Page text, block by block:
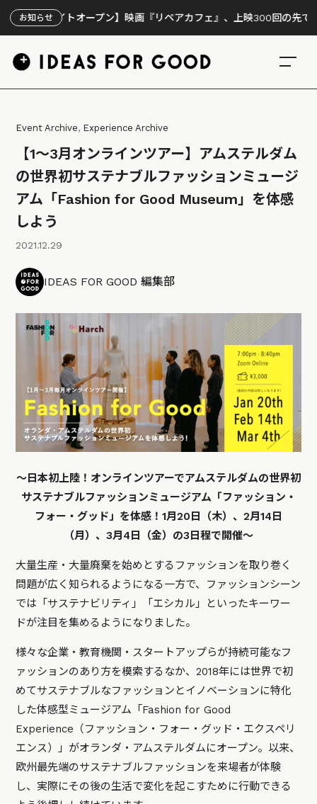
お知らせ
トオープン】映画『リペアカフェ』、上映300回の先で見えてきたこ
Event Archive, Experience Archive
【1〜3月オンラインツアー】アムステルダム
の世界初サステナブルファッションミュージ
アム「Fashion for Good Museum」を体感
しよう
2021.12.29
IDEAS FOR GOOD 編集部
〜日本初上陸！オンラインツアーでアムステルダムの世界初
サステナブルファッションミュージアム「ファッション・
フォー・グッド」を体感！1月20日（木）、2月14日
（月）、3月4日（金）の3日程で開催〜
大量生産・大量廃棄を始めとするファッションを取り巻く
問題が広く知られるようになる一方で、ファッションシーン
では「サステナビリティ」「エシカル」といったキーワー
ドが注目を集めるようになりました。
様々な企業・教育機関・スタートアップらが持続可能なフ
ァッションのあり方を模索するなか、2018年には世界で初
めてサステナブルなファッションとイノベーションに特化
した体感型ミュージアム「Fashion for Good
Experience（ファッション・フォー・グッド・エクスペリ
エンス）」がオランダ・アムステルダムにオープン。以来、
欧州最先端のサステナブルファッションを来場者が体験
し、実際にその後の生活で変化を起こすために行動できる